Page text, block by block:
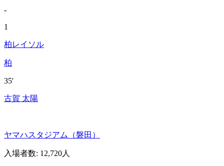
-
1
柏レイソル
柏
35'
古賀 太陽
ヤマハスタジアム（磐田）
入場者数: 12,720人